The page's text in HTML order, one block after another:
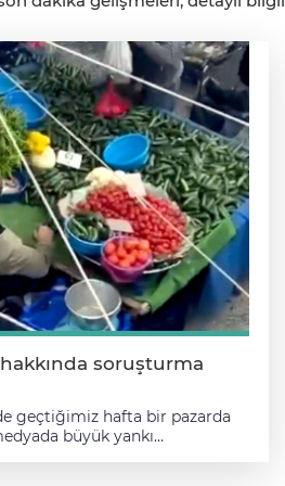
hakkında soruşturma
geçtiğimiz hafta bir pazarda
büyük yankı